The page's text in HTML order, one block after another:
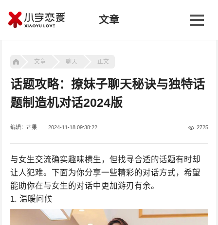
文章
文章 聊天 正文
话题攻略：撩妹子聊天秘诀与独特话
题制造机对话2024版
编辑：芒果 2024-11-18 09:38:22 2725
与女生交流确实趣味横生，但找寻合适的话题有时却
让人犯难。下面为你分享一些精彩的对话方式，希望
能助你在与女生的对话中更加游刃有余。
1. 温暖问候